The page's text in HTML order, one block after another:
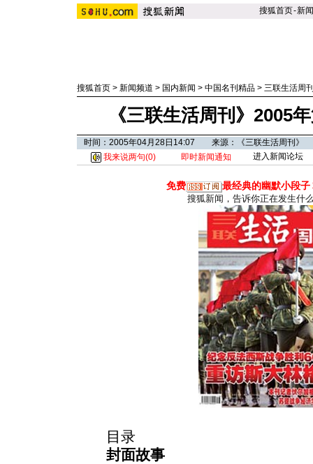
搜狐首页-新闻
搜狐首页 > 新闻频道 > 国内新闻 > 中国名刊精品 > 三联生活周
《三联生活周刊》2005
时间：2005年04月28日14:07 来源：《三联生活周刊》
我来说两句(0) 即时新闻通知 进入新闻论坛
免费 最经典的幽默小段子
搜狐新闻，告诉你正在发生什
目录
封面故事